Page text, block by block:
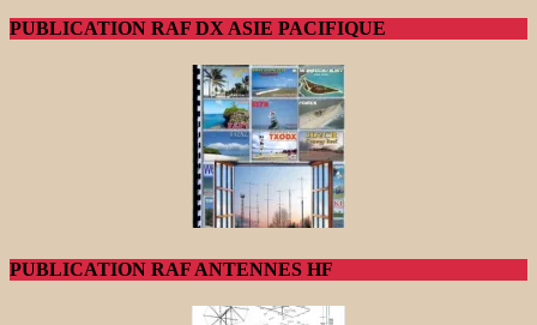
PUBLICATION RAF DX ASIE PACIFIQUE
PUBLICATION RAF ANTENNES HF